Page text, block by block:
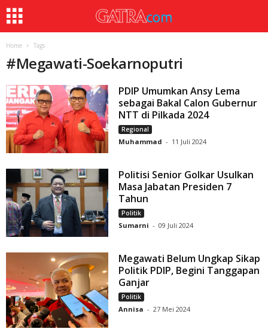
Home Tags
#Megawati-Soekarnoputri
PDIP Umumkan Ansy Lema
sebagai Bakal Calon Gubernur
NTT di Pilkada 2024
Regional
Muhammad - 11 Juli 2024
Politisi Senior Golkar Usulkan
Masa Jabatan Presiden 7
Tahun
Politik
Sumarni - 09 Juli 2024
Megawati Belum Ungkap Sikap
Politik PDIP, Begini Tanggapan
Ganjar
Politik
Annisa - 27 Mei 2024